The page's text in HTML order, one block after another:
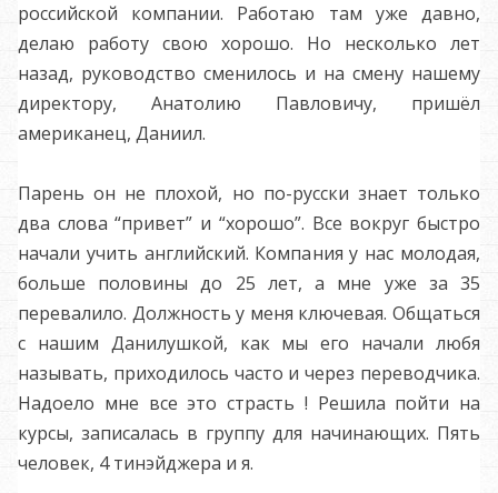
российской компании. Работаю там уже давно,
делаю работу свою хорошо. Но несколько лет
назад, руководство сменилось и на смену нашему
директору, Анатолию Павловичу, пришёл
американец, Даниил.
Парень он не плохой, но по-русски знает только
два слова “привет” и “хорошо”. Все вокруг быстро
начали учить английский. Компания у нас молодая,
больше половины до 25 лет, а мне уже за 35
перевалило. Должность у меня ключевая. Общаться
с нашим Данилушкой, как мы его начали любя
называть, приходилось часто и через переводчика.
Надоело мне все это страсть ! Решила пойти на
курсы, записалась в группу для начинающих. Пять
человек, 4 тинэйджера и я.